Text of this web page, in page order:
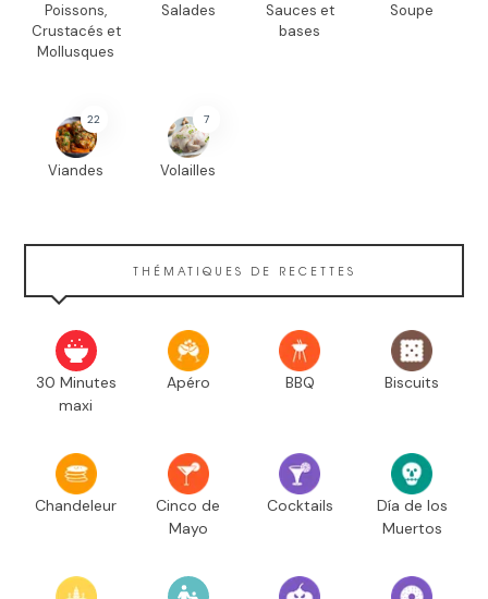
Poissons,
Crustacés et
Mollusques
Salades
Sauces et
bases
Soupe
22
Viandes
7
Volailles
THÉMATIQUES DE RECETTES
30 Minutes
maxi
Apéro BBQ Biscuits
Chandeleur
Cinco de
Mayo
Cocktails
Día de los
Muertos